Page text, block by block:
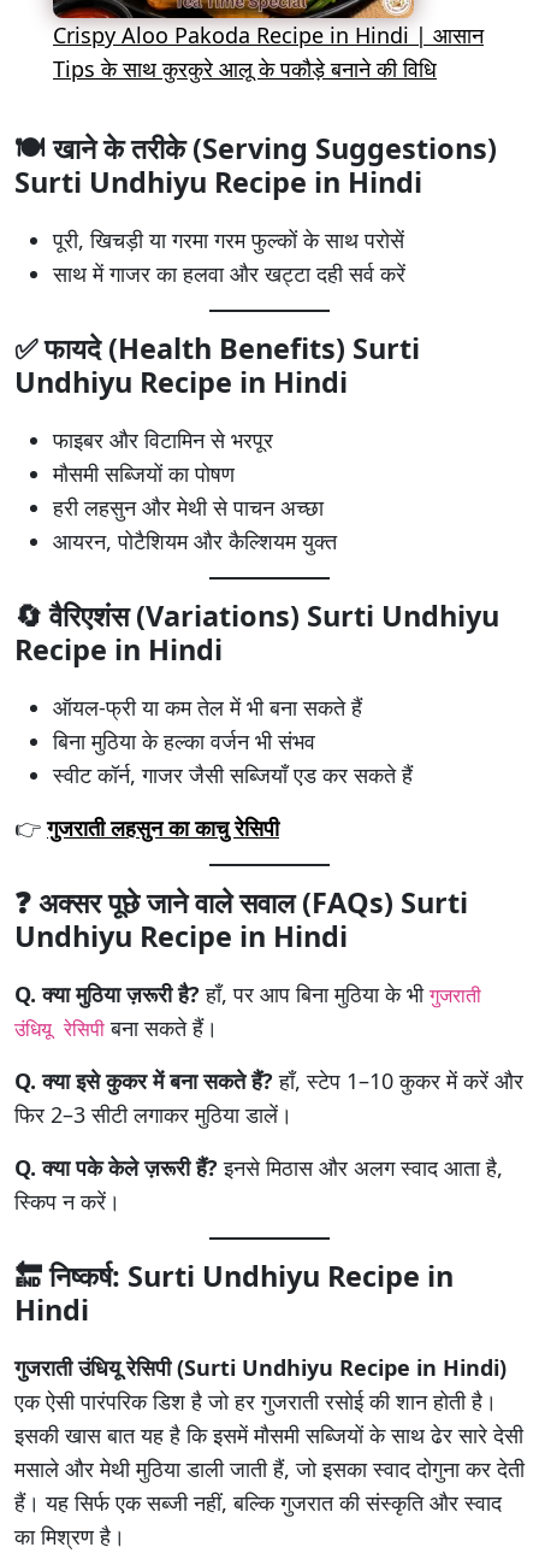
Crispy Aloo Pakoda Recipe in Hindi | आसान
Tips के साथ कुरकुरे आलू के पकौड़े बनाने की विधि
🍽️ खाने के तरीके (Serving Suggestions)
Surti Undhiyu Recipe in Hindi
पूरी, खिचड़ी या गरमा गरम फुल्कों के साथ परोसें
साथ में गाजर का हलवा और खट्टा दही सर्व करें
✅ फायदे (Health Benefits) Surti
Undhiyu Recipe in Hindi
फाइबर और विटामिन से भरपूर
मौसमी सब्जियों का पोषण
हरी लहसुन और मेथी से पाचन अच्छा
आयरन, पोटैशियम और कैल्शियम युक्त
🔄 वैरिएशंस (Variations) Surti Undhiyu
Recipe in Hindi
ऑयल-फ्री या कम तेल में भी बना सकते हैं
बिना मुठिया के हल्का वर्जन भी संभव
स्वीट कॉर्न, गाजर जैसी सब्जियाँ एड कर सकते हैं
👉गुजराती लहसुन का काचु रेसिपी
❓ अक्सर पूछे जाने वाले सवाल (FAQs) Surti
Undhiyu Recipe in Hindi
Q. क्या मुठिया ज़रूरी है? हाँ, पर आप बिना मुठिया के भीगुजराती
उंधियू रेसिपी बना सकते हैं।
Q. क्या इसे कुकर में बना सकते हैं? हाँ, स्टेप 1–10 कुकर में करें और
फिर 2–3 सीटी लगाकर मुठिया डालें।
Q. क्या पके केले ज़रूरी हैं? इनसे मिठास और अलग स्वाद आता है,
स्किप न करें।
🔚 निष्कर्ष: Surti Undhiyu Recipe in
Hindi
गुजराती उंधियू रेसिपी (Surti Undhiyu Recipe in Hindi)
एक ऐसी पारंपरिक डिश है जो हर गुजराती रसोई की शान होती है।
इसकी खास बात यह है कि इसमें मौसमी सब्जियों के साथ ढेर सारे देसी
मसाले और मेथी मुठिया डाली जाती हैं, जो इसका स्वाद दोगुना कर देती
हैं। यह सिर्फ एक सब्जी नहीं, बल्कि गुजरात की संस्कृति और स्वाद
का मिश्रण है।